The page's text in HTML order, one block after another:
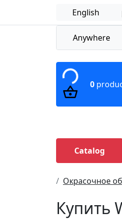
English
Anywhere
0
Catalog
Окрасочное
Купить